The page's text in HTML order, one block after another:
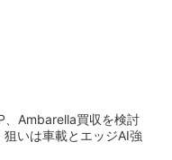
、Ambarella買収を検討
いは車載とエッジAI強